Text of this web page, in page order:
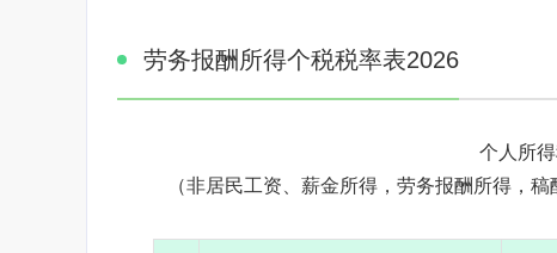
劳务报酬所得个税税率表2026
个人所
（非居民工资、薪金所得，劳务报酬所得，